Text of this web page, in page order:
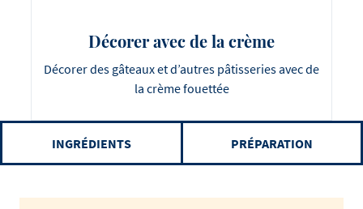
Décorer avec de la crème
Décorer des gâteaux et d’autres pâtisseries avec de
la crème fouettée
INGRÉDIENTS PRÉPARATION